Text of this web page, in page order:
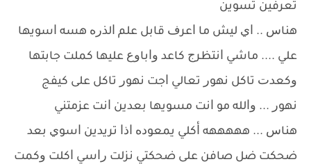
ﺗﻌﺮﻓﻴﻦ ﺗﺴﻮﻳﻦ
ﻫﻨﺎﺱ .. ﺍﻱ ﻟﻴﺶ ﻣﺎ ﺍﻋﺮﻑ ﻗﺎﺑﻞ ﻋﻠﻢ ﺍﻟﺬﺭﻩ ﻫﺴﻪ ﺍﺳﻮﻳﻬﺎ
ﻋﻠﻲ .... ﻣﺎﺷﻲ ﺍﻧﺘﻈﺮﺝ ﻛﺎﻋﺪ ﻭﺍﺑﺎﻭﻉ ﻋﻠﻴﻬﺎ ﻛﻤﻠﺖ ﺟﺎﺑﺘﻬﺎ
ﻭﻛﻌﺪﺕ ﺗﺎﻛﻞ ﻧﻬﻮﺭ ﺗﻌﺎﻟﻲ ﺍﺟﺖ ﻧﻬﻮﺭ ﺗﺎﻛﻞ ﻋﻠﻰ ﻛﻴﻔﺞ
ﻧﻬﻮﺭ ... ﻭﺍﻟﻠﻪ ﻣﻮ ﺍﻧﺖ ﻣﺴﻮﻳﻬﺎ ﺑﻌﺪﻳﻦ ﺍﻧﺖ ﻋﺰﻣﺘﻨﻲ
ﻫﻨﺎﺱ ... ﻫﻬﻬﻬﻬﻪ ﺃﻛﻠﻲ ﻳﻤﻌﻮﺩﻩ ﺍﺫﺍ ﺗﺮﻳﺪﻳﻦ ﺍﺳﻮﻱ ﺑﻌﺪ
ﺿﺤﻜﺖ ﺿﻞ ﺻﺎﻓﻦ ﻋﻠﻰ ﺿﺤﻜﺘﻲ ﻧﺰﻟﺖ ﺭﺍﺳﻲ ﺍﻛﻠﺖ ﻭﻛﻤﺖ